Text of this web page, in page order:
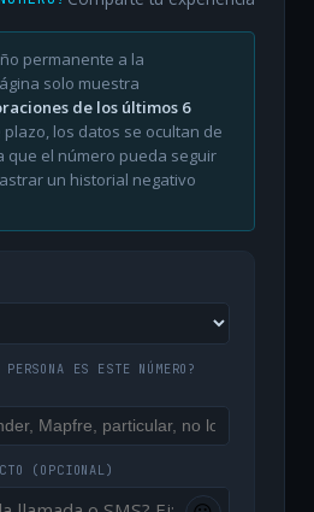
permanente a la
solo muestra
de los últimos 6
plazo, los datos se ocultan de
que el número pueda seguir
un historial negativo
ES ESTE NÚMERO?
(OPCIONAL)